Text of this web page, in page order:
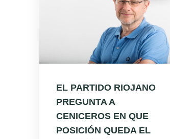
EL PARTIDO RIOJANO
PREGUNTA A
CENICEROS EN QUE
POSICIÓN QUEDA EL